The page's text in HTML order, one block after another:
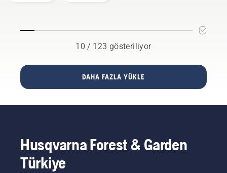
temel
güvensizlikten
kurtulabilir
ve
işe
testere
zincirini
önemlidir.
Aklınızda
birkaç
kılavuzunu
kontrol
10 / 123 gösteriliyor
DAHA FAZLA YÜKLE
Husqvarna Forest & Garden
Türkiye